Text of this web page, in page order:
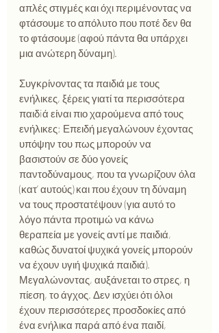
απλές στιγμές και όχι περιμένοντας να
φτάσουμε το απόλυτο που ποτέ δεν θα
το φτάσουμε (αφού πάντα θα υπάρχει
μια ανώτερη δύναμη).
Συγκρίνοντας τα παιδιά με τους
ενήλικες, ξέρεις γιατί τα περισσότερα
παιδiά είναι πιο χαρούμενα από τους
ενήλικες; Επειδή μεγαλώνουν έχοντας
υπόψην του πως μπορούν να
βασιστούν σε δύο γονείς
παντοδύναμους, που τα γνωρίζουν όλα
(κατ’ αυτούς) και που έχουν τη δύναμη
να τους προστατέψουν (για αυτό το
λόγο πάντα προτιμώ να κάνω
θεραπεία με γονείς αντί με παιδιά,
καθώς δυνατοί ψυχικά γονείς μπορούν
να έχουν υγιή ψυχικά παιδιά).
Μεγαλώνοντας, αυξάνεται το στρες, η
πίεση, το άγχος. Δεν ισχύει ότι όλοι
έχουν περισσότερες προσδοκίες από
ένα ενήλικα παρά από ένα παιδί,